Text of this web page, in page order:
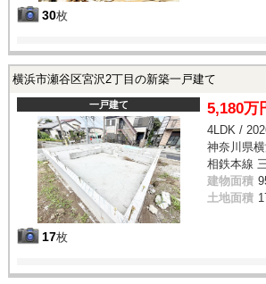
30枚
横浜市瀬谷区宮沢2丁目の新築一戸建て
一戸建て
17枚
5,180万
4LDK /
神奈川県
相鉄本線
建物面積
土地面積